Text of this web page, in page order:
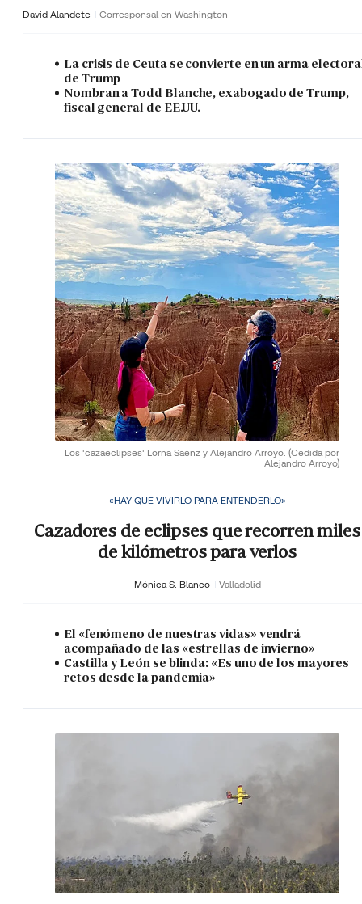
David Alandete Corresponsal en Washington
La crisis de Ceuta se convierte en un arma
de Trump
Nombran a Todd Blanche, exabogado de Trump,
fiscal general de EE.UU.
Los 'cazaeclipses' Lorna Saenz y Alejandro Arroyo. (Cedida por
Alejandro Arroyo)
«HAY QUE VIVIRLO PARA ENTENDERLO»
Cazadores de eclipses que recorren miles
de kilómetros para verlos
Mónica S. Blanco Valladolid
El «fenómeno de nuestras vidas» vendrá
acompañado de las «estrellas de invierno»
Castilla y León se blinda: «Es uno de los mayores
retos desde la pandemia»